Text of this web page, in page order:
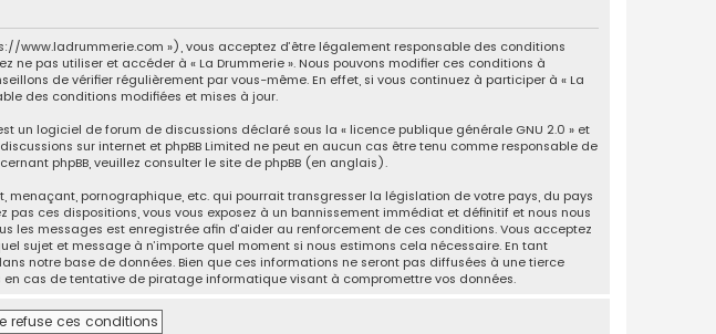
www.ladrummerie.com »), vous acceptez d’être légalement responsable des conditions
ne pas utiliser et accéder à « La Drummerie ». Nous pouvons modifier ces conditions à
de vérifier régulièrement par vous-même. En effet, si vous continuez à participer à « La
des conditions modifiées et mises à jour.
un logiciel de forum de discussions déclaré sous la « licence publique générale GNU 2.0 » et
sur internet et phpBB Limited ne peut en aucun cas être tenu comme responsable de
phpBB, veuillez consulter le site de phpBB (en anglais).
pornographique, etc. qui pourrait transgresser la législation de votre pays, du pays
ces dispositions, vous vous exposez à un bannissement immédiat et définitif et nous nous
les messages est enregistrée afin d’aider au renforcement de ces conditions. Vous acceptez
sujet et message à n’importe quel moment si nous estimons cela nécessaire. En tant
notre base de données. Bien que ces informations ne seront pas diffusées à une tierce
en cas de tentative de piratage informatique visant à compromettre vos données.